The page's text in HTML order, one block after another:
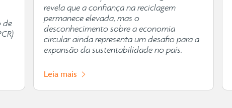
de
revela que a confiança na reciclagem
permanece elevada, mas o
desconhecimento sobre a economia
circular ainda representa um desafio para a
expansão da sustentabilidade no país.
Leia mais